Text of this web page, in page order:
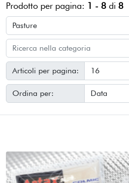
Prodotto per pagina: 1 - 8 di 8
Articoli per pagina:
Ordina per: